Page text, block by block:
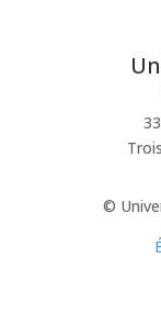
©